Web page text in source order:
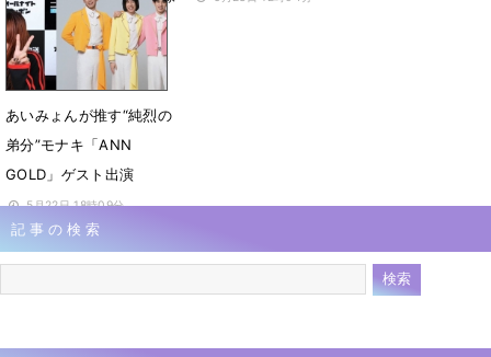
公開
6月5日 18時01分
あいみょんが推す“純烈の
弟分”モナキ「ANN
GOLD」ゲスト出演
5月22日 18時09分
記事の検索